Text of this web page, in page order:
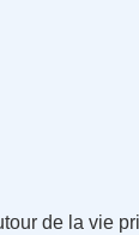
de la vie